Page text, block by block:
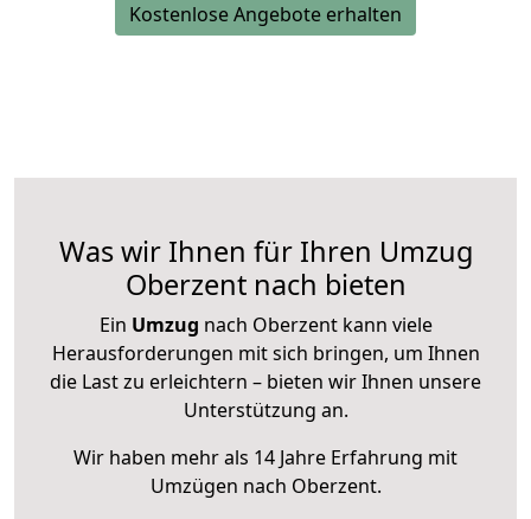
Kostenlose Angebote erhalten
Was wir Ihnen für Ihren Umzug
Oberzent nach bieten
Ein Umzug nach Oberzent kann viele
Herausforderungen mit sich bringen, um Ihnen
die Last zu erleichtern – bieten wir Ihnen unsere
Unterstützung an.
Wir haben mehr als 14 Jahre Erfahrung mit
Umzügen nach Oberzent.